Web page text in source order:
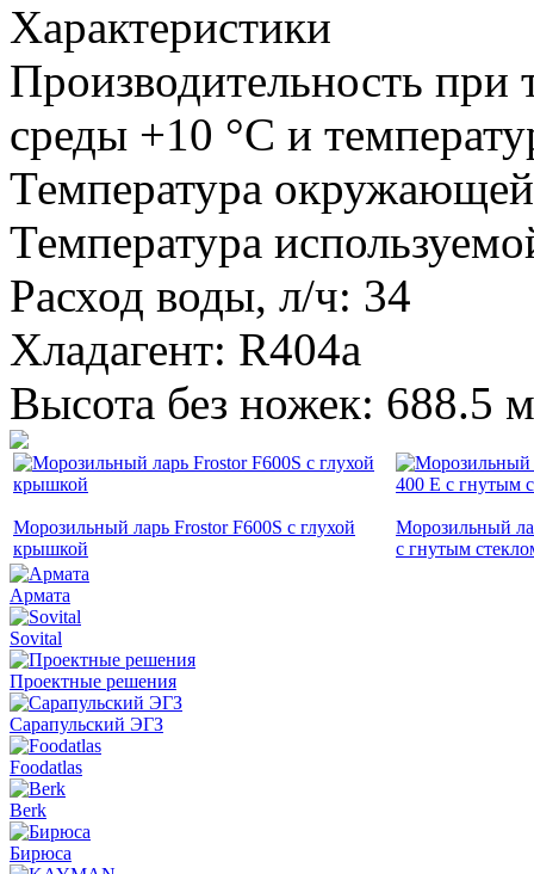
Характеристики
Производительность
среды +10 °С и
Температура
Температура
Расход воды, л/ч: 34
Хладагент: R404a
Высота без ножек: 688.5
Морозильный ларь Frostor F600S с глухой
крышкой
Морозильный
с гнутым
Армата
Sovital
Проектные решения
Сарапульский ЭГЗ
Foodatlas
Berk
Бирюса